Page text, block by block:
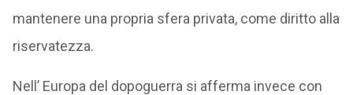
mantenere una propria sfera privata, come diritto alla
riservatezza.
Nell’ Europa del dopoguerra si afferma invece con